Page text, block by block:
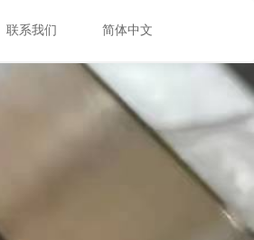
联系我们 简体中文